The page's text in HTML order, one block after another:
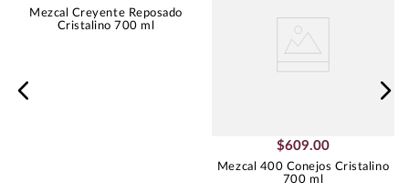
Mezcal Creyente Reposado
Cristalino 700 ml
$609.00
Mezcal 400 Conejos Cristalino
700 ml